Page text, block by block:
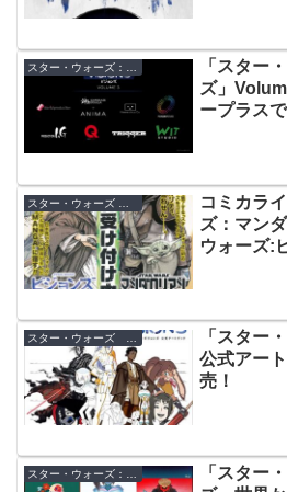
「スター
ズ」
ープラス
コミカラ
ズ：マン
ウォーズ:
スター・ウォーズ 書籍
「スター
公式アー
売！
「スター